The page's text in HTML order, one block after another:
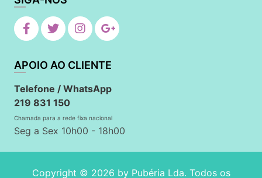
APOIO AO CLIENTE
Telefone / WhatsApp
219 831 150
Chamada para a rede fixa nacional
Seg a Sex 10h00 - 18h00
Copyright © 2026 by Pubéria Lda. Todos os